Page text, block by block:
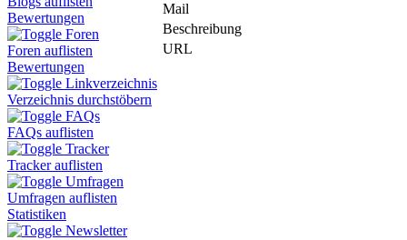
Bewertungen
Foren
Foren auflisten
Bewertungen
Linkverzeichnis
Verzeichnis durchstöbern
FAQs
FAQs auflisten
Tracker
Tracker auflisten
Umfragen
Umfragen auflisten
Statistiken
Newsletter
Mail
Beschreibung
URL